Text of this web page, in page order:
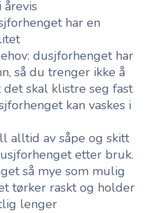
årevis
har en
dusjforhenget har
så du trenger ikke å
skal klistre seg fast
kan vaskes i
alltid av såpe og skitt
etter bruk.
så mye som mulig
tørker raskt og holder
lenger